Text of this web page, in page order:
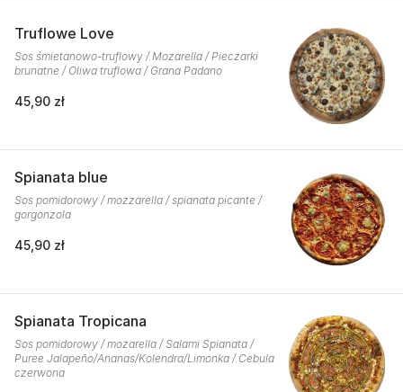
Truflowe Love
Sos śmietanowo-truflowy / Mozarella / Pieczarki
brunatne / Oliwa truflowa / Grana Padano
45,90 zł
Spianata blue
Sos pomidorowy / mozzarella / spianata picante /
gorgonzola
45,90 zł
Spianata Tropicana
Sos pomidorowy / mozarella / Salami Spianata /
Puree Jalapeño/Ananas/Kolendra/Limonka / Cebula
czerwona